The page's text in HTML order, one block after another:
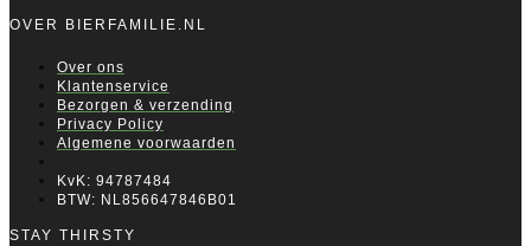
OVER BIERFAMILIE.NL
Over ons
Klantenservice
Bezorgen & verzending
Privacy Policy
Algemene voorwaarden
KvK: 94787484
BTW: NL856647846B01
STAY THIRSTY